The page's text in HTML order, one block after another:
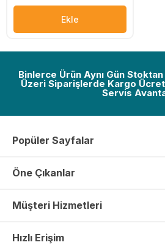
Ekle
Binlerce Ürün Aynı Gün
Üzeri Siparişlerde Kargo
Servis
Popüler Sayfalar
Öne Çıkanlar
Müşteri Hizmetleri
Hızlı Erişim